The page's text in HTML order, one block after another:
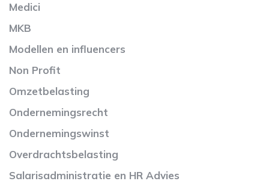
Medici
MKB
Modellen en influencers
Non Profit
Omzetbelasting
Ondernemingsrecht
Ondernemingswinst
Overdrachtsbelasting
Salarisadministratie en HR Advies